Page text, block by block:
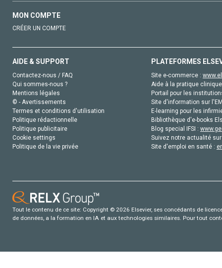
MON COMPTE
CRÉER UN COMPTE
AIDE & SUPPORT
Contactez-nous / FAQ
Qui sommes-nous ?
Mentions légales
© - Avertissements
Termes et conditions d'utilisation
Politique rédactionnelle
Politique publicitaire
Cookie settings
Politique de la vie privée
PLATEFORMES
Site e-commerce :
Aide à la pratique
Portail pour les
Site d'information sur
E-learning pour les
Bibliothèque d'e-books
Blog special IFSI :
Suivez notre actualité
Site d'emploi en santé :
Tout le contenu de ce site: Copyright © 2026 Elsevier, ses concédants de
de données, a la formation en IA et aux technologies similaires. Pour tout